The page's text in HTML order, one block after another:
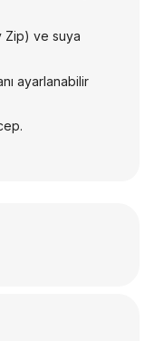
Zip) ve suya
ayarlanabilir